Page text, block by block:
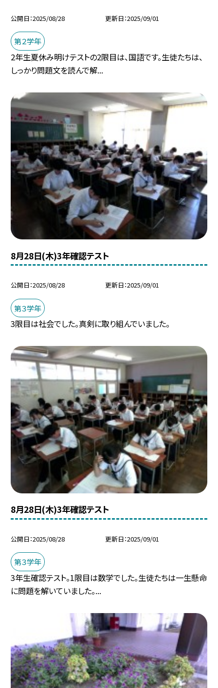
公開日 2025/08/28 更新日 2025/09/01
第２学年
2年生夏休み明けテストの2限目は、国語です。生徒たちは、
しっかり問題文を読んで解...
8月28日(木)3年確認テスト
公開日 2025/08/28 更新日 2025/09/01
第３学年
3限目は社会でした。真剣に取り組んでいました。
8月28日(木)3年確認テスト
公開日 2025/08/28 更新日 2025/09/01
第３学年
3年生確認テスト。1限目は数学でした。生徒たちは一生懸命
に問題を解いていました。...